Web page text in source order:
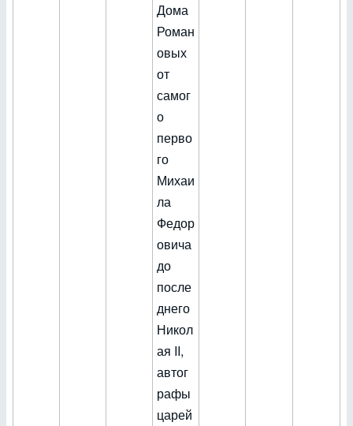
Дома
Роман
овых
от
самог
о
перво
го
Михаи
ла
Федор
овича
до
после
днего
Никол
ая II,
автог
рафы
царей